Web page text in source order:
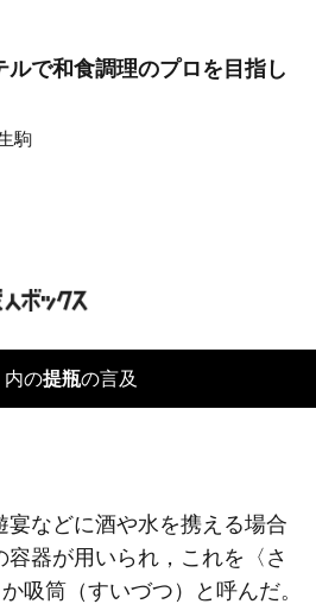
で和食調理のプロを目指し
駒
内の提瓶の言及
などに酒や水を携える場合
器が用いられ，これを〈さ
吸筒（すいづつ）と呼んだ。